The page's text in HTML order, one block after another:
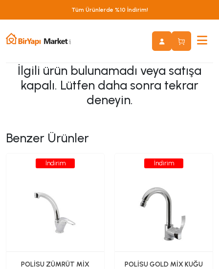
Tüm Ürünlerde %10 İndirim!
İlgili ürün bulunamadı veya satışa
kapalı. Lütfen daha sonra tekrar
deneyin.
Benzer Ürünler
İndirim
POLİSU ZÜMRÜT MİX
İndirim
POLİSU GOLD MİX KUĞU